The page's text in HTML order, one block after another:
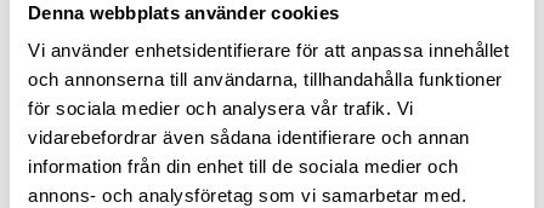
Denna webbplats använder cookies
Vi använder enhetsidentifierare för att anpassa innehållet
och annonserna till användarna, tillhandahålla funktioner
för sociala medier och analysera vår trafik. Vi
vidarebefordrar även sådana identifierare och annan
information från din enhet till de sociala medier och
annons- och analysföretag som vi samarbetar med.
Vart -Moderna museet, Exercisplan 4.
Läs mer:på Moderna Museetswebbplats.
Tipsa